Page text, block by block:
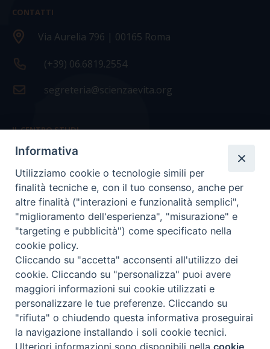
CONTATTI
Via Aurelia 796 | 00165 Roma
(+39) 06.6819.2554
segreteria@scienzaevita.org
IL CENTRO STUDI
La nostra storia
Statuto
Presidenza e ufficio presidenza
Consiglio scientifico
Coordinamento nazionale
COPYRIGHT Scienza & Vita - C.F96600690588- Tutti i
diritti -Privacy- Credits
Informativa
Utilizziamo cookie o tecnologie simili per
finalità tecniche e, con il tuo consenso, anche per
altre finalità ("interazioni e funzionalità semplici",
"miglioramento dell'esperienza", "misurazione" e
"targeting e pubblicità") come specificato nella
cookie policy.
Cliccando su "accetta" acconsenti all'utilizzo dei
cookie. Cliccando su "personalizza" puoi avere
maggiori informazioni sui cookie utilizzati e
personalizzare le tue preferenze. Cliccando su
"rifiuta" o chiudendo questa informativa proseguirai
la navigazione installando i soli cookie tecnici.